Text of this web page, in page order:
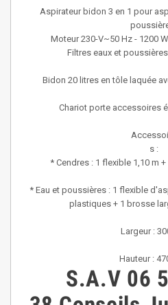
Aspirateur bidon 3 en 1 pour
Moteur 230-V~50 Hz - 1200
Filtres eaux et
Bidon 20 litres en tôle laquée
Chariot porte accessoires
s :
* Cendres : 1 flexible 1,10 m
* Eau et poussières : 1 flexible
plastiques + 1 brosse
Largeur :
Hauteur :
S.A.V 06